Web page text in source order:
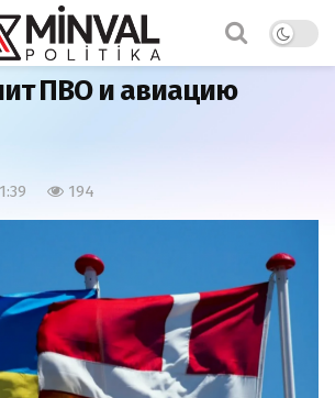
ПВО и авиацию
194